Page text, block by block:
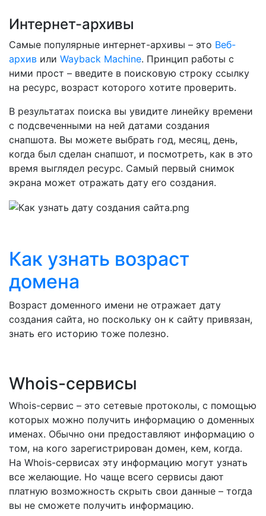
Интернет-архивы
Самые популярные интернет-архивы – это Веб-
архив или Wayback Machine. Принцип работы с
ними прост – введите в поисковую строку ссылку
на ресурс, возраст которого хотите проверить.
В результатах поиска вы увидите линейку времени
с подсвеченными на ней датами создания
снапшота. Вы можете выбрать год, месяц, день,
когда был сделан снапшот, и посмотреть, как в это
время выглядел ресурс. Самый первый снимок
экрана может отражать дату его создания.
Как узнать возраст
домена
Возраст доменного имени не отражает дату
создания сайта, но поскольку он к сайту привязан,
знать его историю тоже полезно.
Whois-сервисы
Whois-сервис – это сетевые протоколы, с помощью
которых можно получить информацию о доменных
именах. Обычно они предоставляют информацию о
том, на кого зарегистрирован домен, кем, когда.
На Whois-сервисах эту информацию могут узнать
все желающие. Но чаще всего сервисы дают
платную возможность скрыть свои данные – тогда
вы не сможете получить информацию.